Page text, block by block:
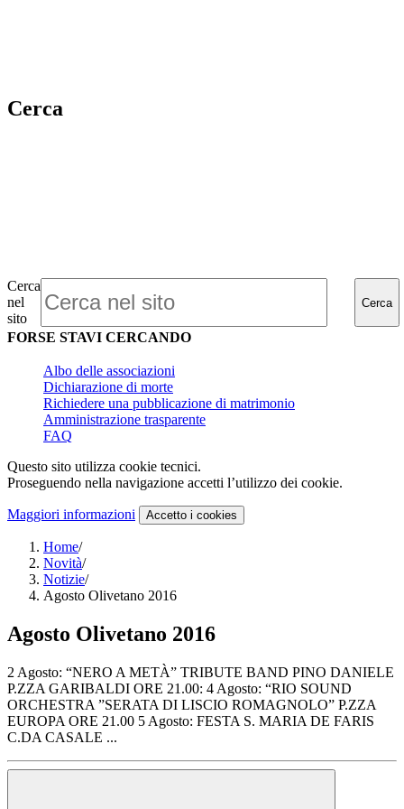
Cerca
Cerca
nel
sito
Cerca
FORSE STAVI CERCANDO
Albo delle associazioni
Dichiarazione di morte
Richiedere una pubblicazione di matrimonio
Amministrazione trasparente
FAQ
Questo sito utilizza cookie tecnici.
Proseguendo nella navigazione accetti l’utilizzo dei cookie.
Maggiori informazioni Accetto i cookies
Home/
Novità/
Notizie/
Agosto Olivetano 2016
Agosto Olivetano 2016
2 Agosto: “NERO A METÀ” TRIBUTE BAND PINO DANIELE
P.ZZA GARIBALDI ORE 21.00: 4 Agosto: “RIO SOUND
ORCHESTRA ”SERATA DI LISCIO ROMAGNOLO” P.ZZA
EUROPA ORE 21.00 5 Agosto: FESTA S. MARIA DE FARIS
C.DA CASALE ...